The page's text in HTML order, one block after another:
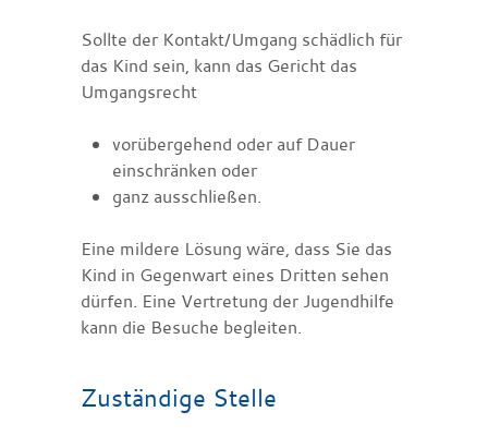
Sollte der Kontakt/Umgang schädlich für
das Kind sein, kann das Gericht das
Umgangsrecht
vorübergehend oder auf Dauer
einschränken oder
ganz ausschließen.
Eine mildere Lösung wäre, dass Sie das
Kind in Gegenwart eines Dritten sehen
dürfen. Eine Vertretung der Jugendhilfe
kann die Besuche begleiten.
Zuständige Stelle